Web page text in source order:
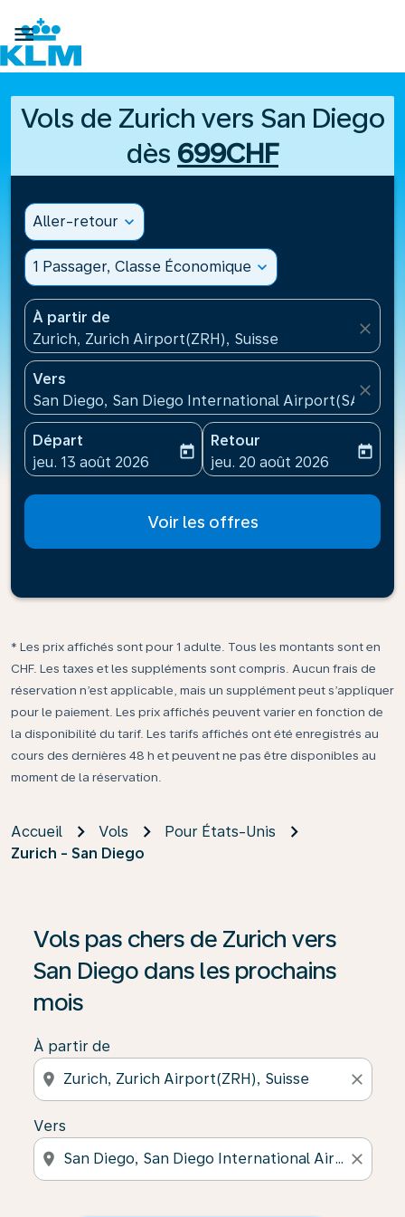

Vols de Zurich vers San Diego
dès 699CHF
Aller-retour expand_more
1 Passager, Classe Économique expand_more
À partir de
Zurich, Zurich Airport(ZRH), Suisse
close
Vers
San Diego, San Diego International Airport(SAN),
close
Départ
fc-booking-departure-date-aria-label
jeu. 13 août 2026
today
Retour
fc-booking-return-date-
jeu. 20 août 2026
today
Voir les offres
* Les prix affichés sont pour 1 adulte. Tous les montants sont en
CHF. Les taxes et les suppléments sont compris. Aucun frais de
réservation n’est applicable, mais un supplément peut s’appliquer
pour le paiement. Les prix affichés peuvent varier en fonction de
la disponibilité du tarif. Les tarifs affichés ont été enregistrés au
cours des dernières 48 h et peuvent ne pas être disponibles au
moment de la réservation.
Accueil Vols
Pour États-Unis
Zurich - San Diego
Vols pas chers de Zurich vers
San Diego dans les prochains
mois
À partir de
location_on close
Vers
location_on close